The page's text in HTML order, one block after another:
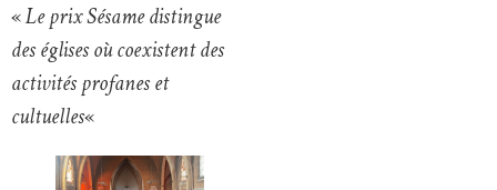
«Le prix Sésame distingue
des églises où coexistent des
activités profanes et
cultuelles«